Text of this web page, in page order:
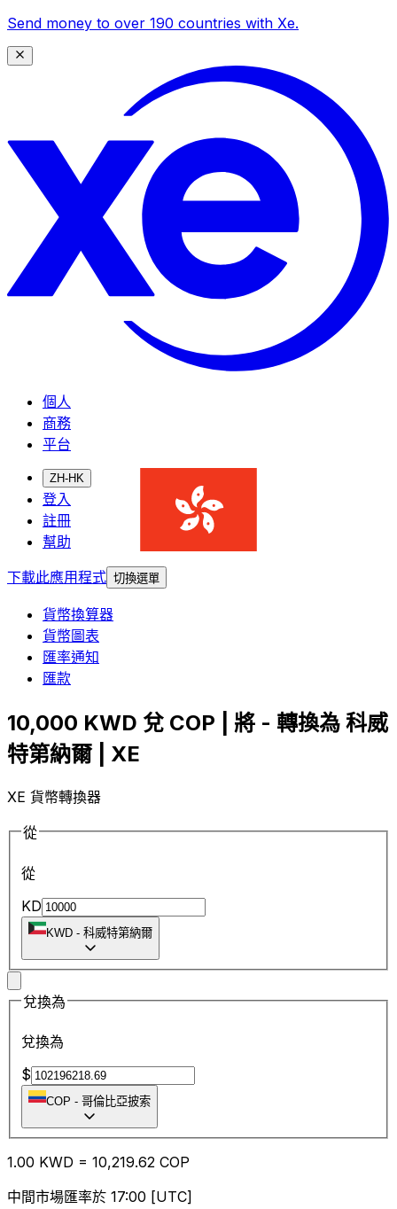
Send money to over 190 countries with Xe.
個人
商務
平台
ZH-HK
登入
註冊
幫助
下載此應用程式 切換選單
貨幣換算器
貨幣圖表
匯率通知
匯款
10,000 KWD 兌 COP | 將 - 轉換為 科威
特第納爾 | XE
XE 貨幣轉換器
從
從
KD
KWD - 科威特第納爾
兌換為
兌換為
$
COP - 哥倫比亞披索
1.00 KWD = 10,219.62 COP
中間市場匯率於 17:00 [UTC]